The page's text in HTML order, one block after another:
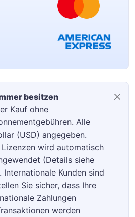
besitzen
Kauf ohne
Alle
(USD) angegeben.
wird automatisch
(Details siehe
Kunden sind
Sie sicher, dass Ihre
Zahlungen
werden